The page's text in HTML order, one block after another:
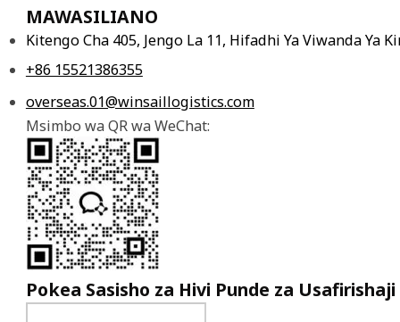
MAWASILIANO
Kitengo Cha 405, Jengo La 11, Hifadhi Ya Viwanda Ya
+86 15521386355
overseas.01@winsaillogistics.com
Msimbo wa QR wa WeChat:
Pokea Sasisho za Hivi Punde za Usafirishaji